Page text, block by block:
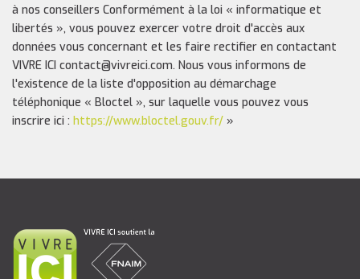
à nos conseillers Conformément à la loi « informatique et
libertés », vous pouvez exercer votre droit d'accès aux
données vous concernant et les faire rectifier en contactant
VIVRE ICI contact@vivreici.com. Nous vous informons de
l'existence de la liste d'opposition au démarchage
téléphonique « Bloctel », sur laquelle vous pouvez vous
inscrire ici : https://www.bloctel.gouv.fr/ »